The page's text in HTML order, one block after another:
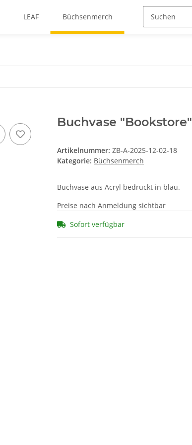
LEAF Büchsenmerch
Buchvase "Bookstore"
Artikelnummer: ZB-A-2025-12-02-18
Kategorie: Büchsenmerch
Buchvase aus Acryl bedruckt in blau.
Preise nach Anmeldung sichtbar
Sofort verfügbar